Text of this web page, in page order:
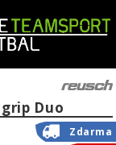
Duo
Zdarma